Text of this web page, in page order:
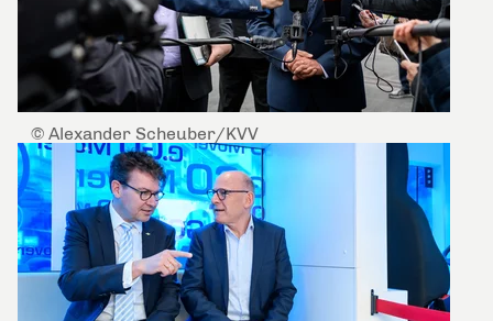
© Alexander Scheuber/KVV